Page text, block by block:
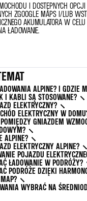
I DOSTĘPNYCH OPCJI
ZGOOGLE MAPS I/LUB
AKUMULATORA W
ŁADOWANIE.
ALPINE? I GDZIE
I KABLI SĄ STOSOWANE?
ELEKTRYCZNY?
ELEKTRYCZNY W
GNIAZDEM
ALPINE?
ELEKTRYCZNY ALPINE?
POJAZDU
ŁADOWANIE W PODRÓŻY?
PODRÓŻE DZIĘKI
WYBRAĆ NA